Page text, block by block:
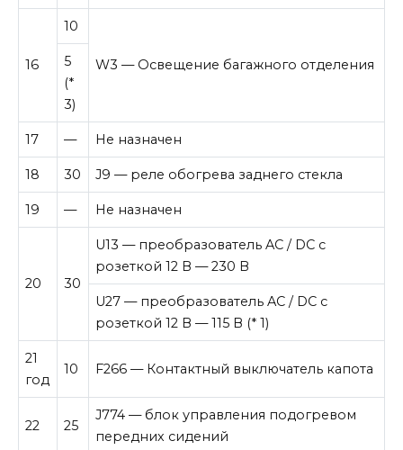
16
10
W3 — Освещение багажного отделения
5
(*
3)
17 — Не назначен
18 30 J9 — реле обогрева заднего стекла
19 — Не назначен
20 30
U13 — преобразователь AC / DC с
розеткой 12 В — 230 В
U27 — преобразователь AC / DC с
розеткой 12 В — 115 В (* 1)
21
год
10 F266 — Контактный выключатель капота
22 25
J774 — блок управления подогревом
передних сидений